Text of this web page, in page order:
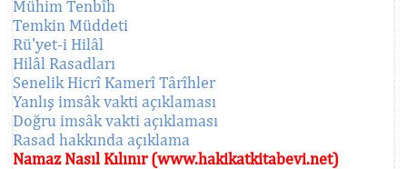
Mühim Tenbîh
Temkin Müddeti
Rü'yet-i Hilâl
Hilâl Rasadları
Senelik Hicrî Kamerî Târîhler
Yanlış imsâk vakti açıklaması
Doğru imsâk vakti açıklaması
Rasad hakkında açıklama
Namaz Nasıl Kılınır (www.hakikatkitabevi.net)